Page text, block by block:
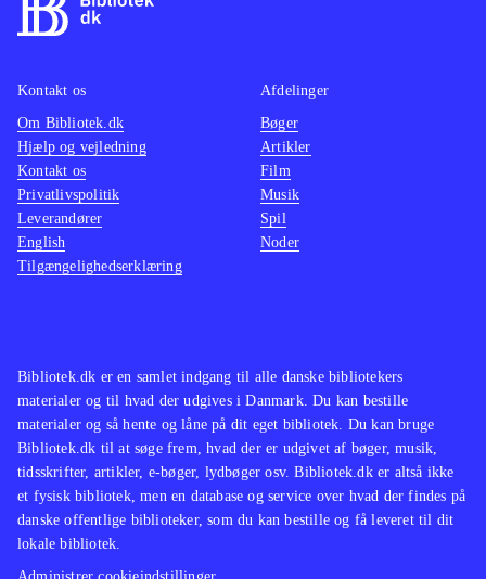
Bibliotek.dk er en samlet indgang til alle danske bibliotekers
materialer og til hvad der udgives i Danmark. Du kan bestille
materialer og så hente og låne på dit eget bibliotek. Du kan bruge
Bibliotek.dk til at søge frem, hvad der er udgivet af bøger, musik,
tidsskrifter, artikler, e-bøger, lydbøger osv. Bibliotek.dk er altså ikke
et fysisk bibliotek, men en database og service over hvad der findes på
danske offentlige biblioteker, som du kan bestille og få leveret til dit
lokale bibliotek.
Kontakt os
Om Bibliotek.dk
Hjælp og vejledning
Kontakt os
Privatlivspolitik
Leverandører
English
Tilgængelighedserklæring
Afdelinger
Bøger
Artikler
Film
Musik
Spil
Noder